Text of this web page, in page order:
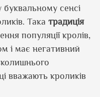
сенсі
Така традиція
популяції кролів,
і має негативний
вважають кроликів